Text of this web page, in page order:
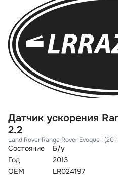
Датчик ускорения
2.2
Land Rover Range Rover Evoque I
Состояние
Б/у
Год
2013
OEM
LR024197